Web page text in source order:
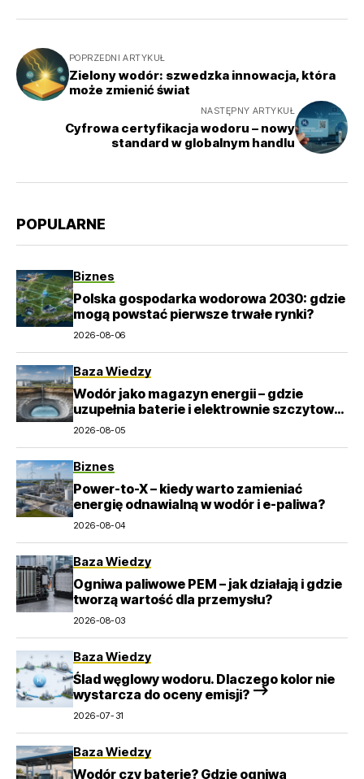
POPRZEDNI ARTYKUŁ
Zielony wodór: szwedzka innowacja, która
może zmienić świat
NASTĘPNY ARTYKUŁ
Cyfrowa certyfikacja wodoru – nowy
standard w globalnym handlu
POPULARNE
Biznes
Polska gospodarka wodorowa 2030: gdzie
mogą powstać pierwsze trwałe rynki?
2026-08-06
Baza Wiedzy
Wodór jako magazyn energii – gdzie
uzupełnia baterie i elektrownie szczytowo-
pompowe?
2026-08-05
Biznes
Power-to-X – kiedy warto zamieniać
energię odnawialną w wodór i e-paliwa?
2026-08-04
Baza Wiedzy
Ogniwa paliwowe PEM – jak działają i gdzie
tworzą wartość dla przemysłu?
2026-08-03
Baza Wiedzy
Ślad węglowy wodoru. Dlaczego kolor nie
wystarcza do oceny emisji? –>
2026-07-31
Baza Wiedzy
Wodór czy baterie? Gdzie ogniwa